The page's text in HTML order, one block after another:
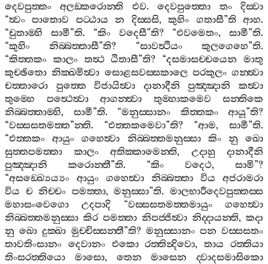
දෙවපුත‍්තං
අලඞ‍්කරොන‍්ති එව.දෙවපුත‍්තො තං
දිස‍්වා
“ත්‍වං පාතොව පට‍්ඨාය න දිස‍්සසි,කුහිං ගතාසී”ති ආහ.
“චුතාම‍්හි සාමී”ති. “කිං වදෙසී”ති? “එවමෙතං, සාමී”ති.
“කුහිං නිබ‍්බත‍්තාසී”ති? “සාවත්‍ථියං කුලගෙහෙ”ති.
“කිත‍්තකං කාලං තත්‍ථ ඨිතාසී”ති? “දසමාසච‍්චයෙන
මාතු
කුච‍්ඡිතො නික‍්ඛමිත්‍වා සොළසවස‍්සකාලෙ පරකුලං ගන‍්ත්‍වා
චත‍්තාරො
පුත‍්තෙ විජායිත්‍වා දානාදීනි පුඤ‍්ඤානි
කත්‍වා
තුම‍්හෙ
පත්‍ථෙත්‍වා ආගන‍්ත්‍වා තුම‍්හාකමෙව
සන‍්තිකෙ
නිබ‍්බත‍්තාම‍්හි, සාමී”ති. “මනුස‍්සානං කිත‍්තකං ආයූ”ති?
“වස‍්සසතමත‍්ත”න‍්ති. “එත‍්තකමෙවා”ති? “ආම, සාමී”ති.
“එත‍්තකං ආයුං ගහෙත්‍වා නිබ‍්බත‍්තමනුස‍්සා කිං නු
ඛො
සුත‍්තපමත‍්තා
කාලං අතික‍්කාමෙන‍්ති, උදාහු
දානාදීනි
පුඤ‍්ඤානි
කරොන‍්තී”ති. “කිං වදෙථ, සාමි”?
“අසඞ‍්ඛ්‍යෙය්‍යං ආයුං ගහෙත්‍වා නිබ‍්බත‍්තා විය
අජරාමරා
විය ච නිච‍්චං පමත‍්තා,මනුස‍්සා”ති.මාලභාරීදෙවපුත‍්තස‍්ස
මහාසංවෙගො
උදපාදි “වස‍්සසතමත‍්තමායුං
ගහෙත්‍වා
නිබ‍්බත‍්තමනුස‍්සා කිර පමත‍්තා නිපජ‍්ජිත්‍වා නිද‍්දායන‍්ති, කදා
නු ඛො දුක‍්ඛා මුච‍්චිස‍්සන‍්තී”ති? මනුස‍්සානං පන වස‍්සසතං
තාවතිංසානං දෙවානං එකො රත‍්තින්‍දිවො,තාය
රත‍්තියා
තිංසරත‍්තියො
මාසො, තෙන මාසෙන
ද‍්වාදසමාසිකො